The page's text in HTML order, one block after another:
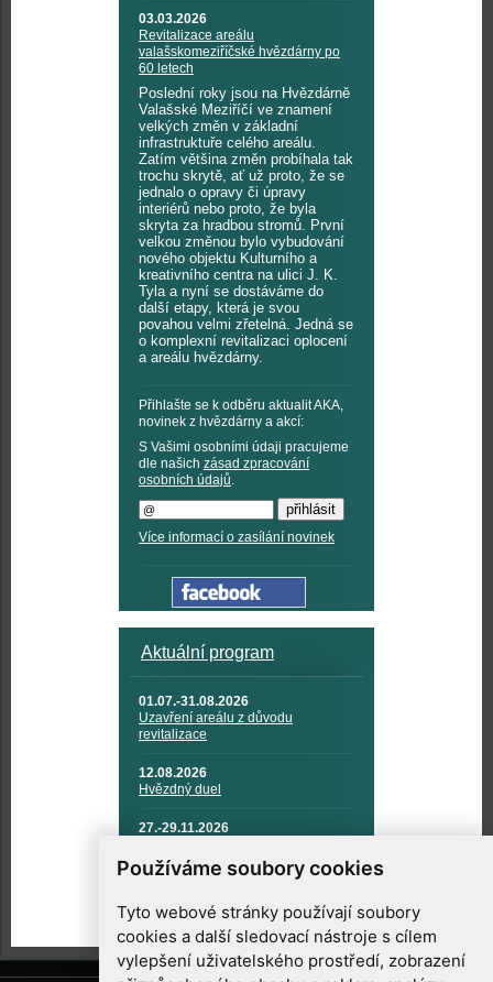
Používáme soubory cookies
Tyto webové stránky používají soubory
cookies a další sledovací nástroje s cílem
vylepšení uživatelského prostředí, zobrazení
03.03.2026
Revitalizace areálu
valašskomeziříčské hvězdárny po
60 letech
Poslední roky jsou na Hvězdárně
Valašské Meziříčí ve znamení
velkých změn v základní
infrastruktuře celého areálu.
Zatím většina změn probíhala tak
trochu skrytě, ať už proto, že se
jednalo o opravy či úpravy
interiérů nebo proto, že byla
skryta za hradbou stromů. První
velkou změnou bylo vybudování
nového objektu Kulturního a
kreativního centra na ulici J. K.
Tyla a nyní se dostáváme do
další etapy, která je svou
povahou velmi zřetelná. Jedná se
o komplexní revitalizaci oplocení
a areálu hvězdárny.
Přihlašte se k odběru aktualit AKA,
novinek z hvězdárny a akcí:
S Vašimi osobními údaji pracujeme
dle našich zásad zpracování
osobních údajů.
Více informací o zasílání novinek
Aktuální program
01.07.-31.08.2026
Uzavření areálu z důvodu
revitalizace
12.08.2026
Hvězdný duel
27.-29.11.2026
TECHNIKA A KOSMICKÉ
TECHNOLOGIE